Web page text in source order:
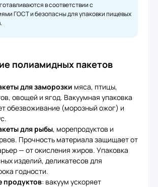
в соответствии с
ГОСТ и безопасны для упаковки пищевых
полиамидных пакетов
для заморозки мяса, птицы,
овощей и ягод. Вакуумная упаковка
обезвоживание (морозный ожог) и
для рыбы, морепродуктов и
Прочность материала защищает от
— от окисления жиров. Упаковка
изделий, деликатесов для
годности.
продуктов: вакуум ускоряет